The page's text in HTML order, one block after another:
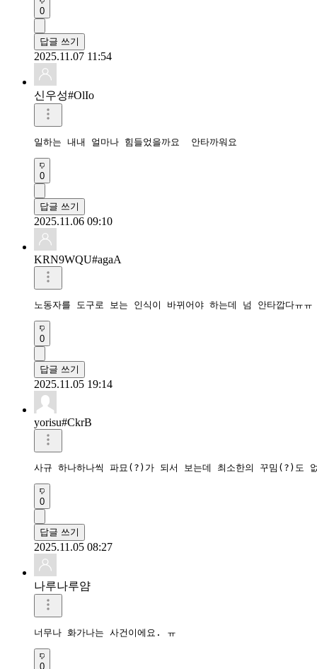
0
답글 쓰기
2025.11.07 11:54
신우성#OlIo
0
답글 쓰기
2025.11.06 09:10
KRN9WQU#agaA
노동자를 도구로 보는 인식이 바뀌어야 하는데 넘 안타깝다ㅠㅠ
0
답글 쓰기
2025.11.05 19:14
yorisu#CkrB
사규 하나하나씩 파묘(?)가 되서 보는데 최소한의 꾸밈(?)도
0
답글 쓰기
2025.11.05 08:27
나루나루얌
너무나 화가나는 사건이에요. ㅠ
0